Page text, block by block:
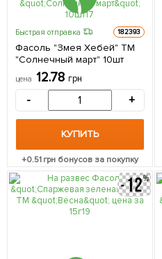
Быстрая отправка 182393
Фасоль "Змея Хебей" ТМ
"Солнечный март" 10шт
цена 12.78 грн
- +
КУПИТЬ
+0.51грн бонусов за покупку